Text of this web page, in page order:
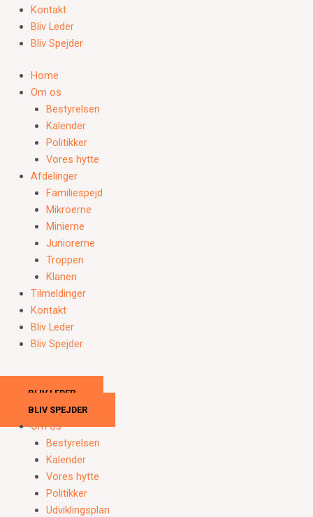
Kontakt
Bliv Leder
Bliv Spejder
Home
Om os
Bestyrelsen
Kalender
Politikker
Vores hytte
Afdelinger
Familiespejd
Mikroerne
Minierne
Juniorerne
Troppen
Klanen
Tilmeldinger
Kontakt
Bliv Leder
Bliv Spejder
BLIV LEDER
BLIV SPEJDER
Om os
Bestyrelsen
Kalender
Vores hytte
Politikker
Udviklingsplan